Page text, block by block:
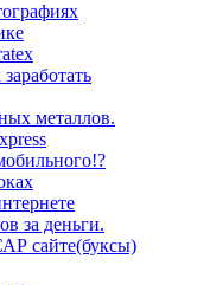
металлов.
за деньги.
сайте(буксы)